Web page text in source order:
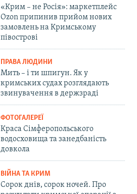
«Крим – не Росія»: маркетплейс
Ozon припинив прийом нових
замовлень на Кримському
півострові
ПРАВА ЛЮДИНИ
Мить – і ти шпигун. Як у
кримських судах розглядають
звинувачення в держзраді
ФОТОГАЛЕРЕЇ
Краса Сімферопольського
водосховища та занедбаність
довкола
ВІЙНА ТА КРИМ
Сорок днів, сорок ночей. Про